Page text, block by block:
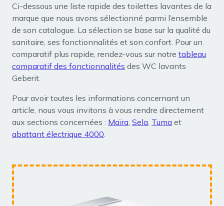
Ci-dessous une liste rapide des toilettes lavantes de la
marque que nous avons sélectionné parmi l’ensemble
de son catalogue. La sélection se base sur la qualité du
sanitaire, ses fonctionnalités et son confort. Pour un
comparatif plus rapide, rendez-vous sur notre tableau
comparatif des fonctionnalités des WC lavants
Geberit.
Pour avoir toutes les informations concernant un
article, nous vous invitons à vous rendre directement
aux sections concernées : Maïra Sela Tuma et
abattant électrique 4000